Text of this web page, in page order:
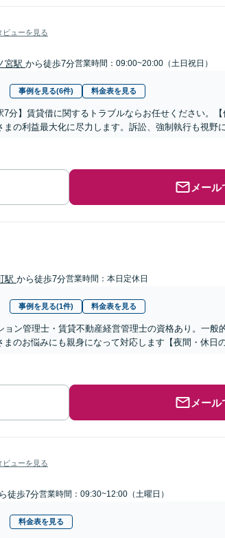
ビューを見る
宮駅 から徒歩7分営業時間：09:00~20:00（土日祝日）
事例を見る(6件) 料金表を見る
7分】賃貸借に関するトラブルならお任せください。
の利益最大化に尽力します。訴訟、強制執行も視野
メー
駅 から徒歩7分営業時間：本日定休日
事例を見る(1件) 料金表を見る
ョン管理士・賃貸不動産経営管理士の資格あり。一般
のお悩みにも親身になって対応します【夜間・休日
メー
ビューを見る
徒歩7分営業時間：09:30~12:00（土曜日）
料金表を見る